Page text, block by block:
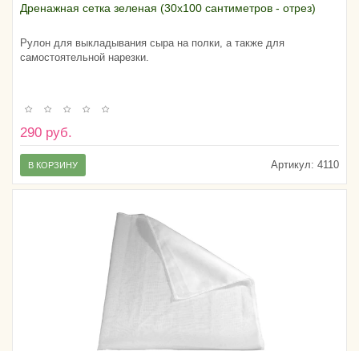
Дренажная сетка зеленая (30х100 сантиметров - отрез)
Рулон для выкладывания сыра на полки, а также для
самостоятельной нарезки.
290 руб.
Артикул: 4110
В КОРЗИНУ